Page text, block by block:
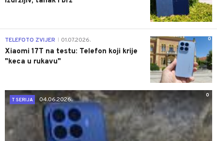
0
TELEFOTO ZVIJER 01.07.2026.
Xiaomi 17T na testu: Telefon koji krije
"keca u rukavu"
0
T SERIJA
04.06.2026.